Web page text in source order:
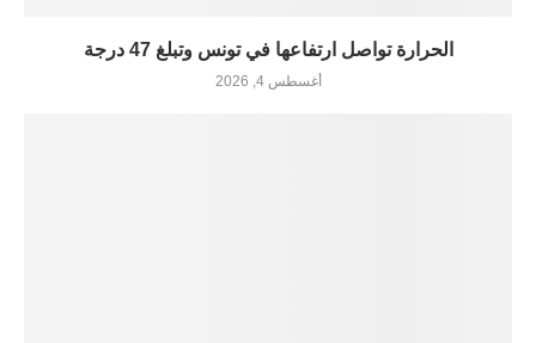
الحرارة تواصل ارتفاعها في تونس وتبلغ 47 درجة
أغسطس 4, 2026